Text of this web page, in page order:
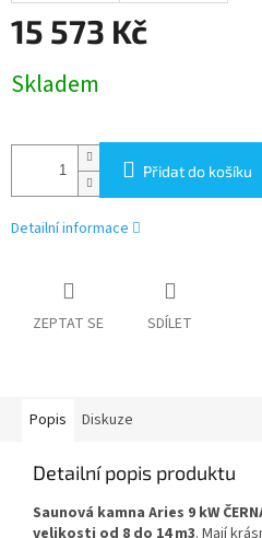
15 573 Kč
cena:
Skladem
Přidat do košíku
Detailní informace
ZEPTAT SE SDÍLET
Popis Diskuze
Detailní popis produktu
Saunová kamna Aries 9 kW